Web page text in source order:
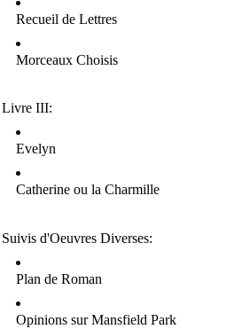
Recueil de Lettres
Morceaux Choisis
Livre III:
Evelyn
Catherine ou la Charmille
Suivis d'Oeuvres Diverses:
Plan de Roman
Opinions sur Mansfield Park